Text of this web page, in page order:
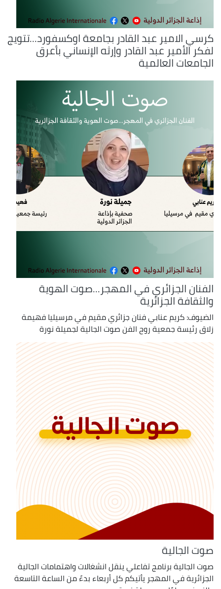
كرسي الامير عبد القادر بجامعة اوكسفورد...تتويج
لفكر الأمير عبد القادر وإرثه الإنساني بأعرق
الجامعات العالمية
الفنان الجزائري في المهجر...صوت الهوية
والثقافة الجزائرية
الضيوف: كريم عنابي فنان جزائري مقيم في مرسيليا فهيمة
زلاق رئيسة جمعية روح الفن صوت الجالية لجميلة نورة
صوت الجالية
صوت الجالية برنامج تفاعلي ينقل انشغالات واهتمامات الجالية
الجزائرية في المهجر يأتيكم كل أربعاء بدءً من الساعة التاسعة